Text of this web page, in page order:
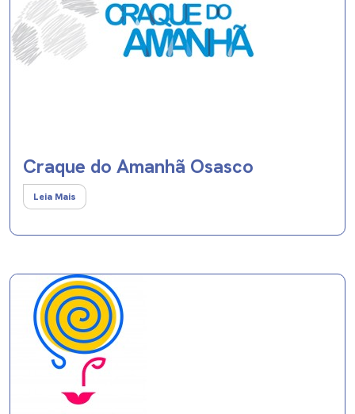
Craque do Amanhã Osasco
Leia Mais